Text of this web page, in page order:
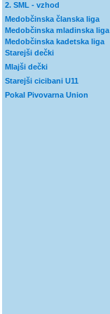
2. SML - vzhod
Medobčinska članska liga
Medobčinska mladinska liga
Medobčinska kadetska liga
Starejši dečki
Mlajši dečki
Starejši cicibani U11
Pokal Pivovarna Union